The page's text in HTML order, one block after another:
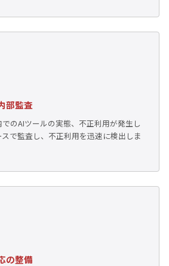
部監査
のAIツールの実態、不正利用が発生し
で監査し、不正利用を迅速に検出しま
の整備